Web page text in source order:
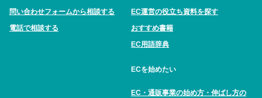
問い合わせフォームから相談する
電話で相談する
EC運営の役立ち資料を探す
おすすめ書籍
EC用語辞典
ECを始めたい
EC・通販事業の始め方・伸ばし方の